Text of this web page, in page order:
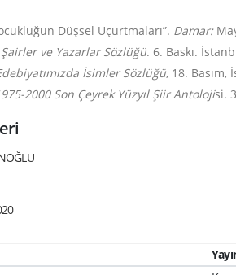
Düşsel Uçurtmaları”. Damar:
Şairler ve Yazarlar Sözlüğü. 6. Baskı.
İsimler Sözlüğü, 18. Basım,
2000 Son Çeyrek Yüzyıl Şiir Antolojisi.